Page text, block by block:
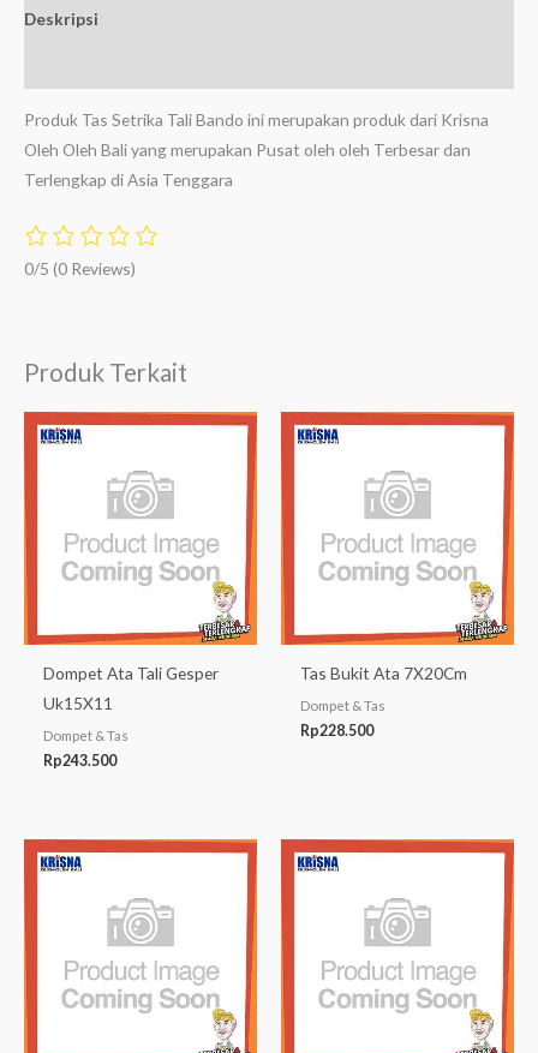
Deskripsi
Produk Tas Setrika Tali Bando ini merupakan produk dari Krisna
Oleh Oleh Bali yang merupakan Pusat oleh oleh Terbesar dan
Terlengkap di Asia Tenggara
0/5 (0 Reviews)
Produk Terkait
Dompet Ata Tali Gesper
Uk15X11
Dompet & Tas
Rp243.500
Tas Bukit Ata 7X20Cm
Dompet & Tas
Rp228.500